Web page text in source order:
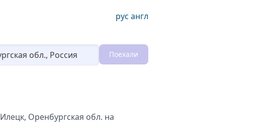
рус англ
Loading...
Поехали
Оренбургская обл. на